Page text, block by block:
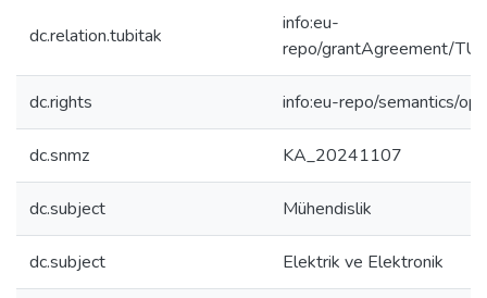
dc.relation.tubitak
info:eu-
repo/grantAgreement/
dc.rights info:eu-repo/semantics/
dc.snmz KA_20241107
dc.subject Mühendislik
dc.subject Elektrik ve Elektronik